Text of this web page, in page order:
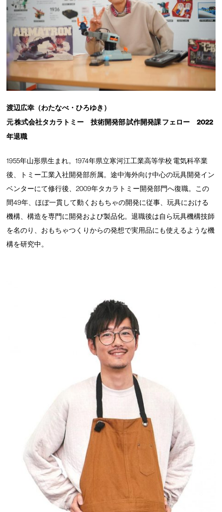
渡辺広幸（わたなべ・ひろゆき）
元 株式会社タカラトミー 技術開発部 試作開発課 フェロー 2022
年退職
1955年山形県生まれ。1974年県立寒河江工業高等学校 電気科卒業
後、トミー工業入社開発部所属。途中海外向け中心の玩具開発イン
ベンターにて修行後、2009年タカラトミー開発部門へ復職。この
間49年、ほぼ一貫して動くおもちゃの開発に従事、玩具における
機構、構造を専門に開発および製品化。退職後は自ら玩具機構技師
を名のり、おもちゃつくりからの発想で実用品にも使えるような機
構を研究中。